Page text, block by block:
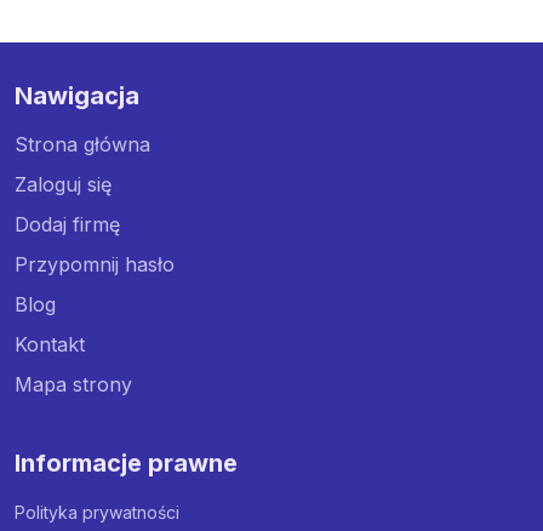
Nawigacja
Strona główna
Zaloguj się
Dodaj firmę
Przypomnij hasło
Blog
Kontakt
Mapa strony
Informacje prawne
Polityka prywatności